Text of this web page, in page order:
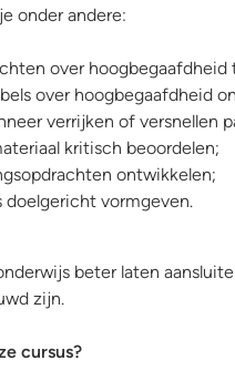
onder andere:
over hoogbegaafdheid
over hoogbegaafdheid
verrijken of versnellen
kritisch beoordelen;
ontwikkelen;
doelgericht vormgeven.
beter laten
zijn.
cursus?